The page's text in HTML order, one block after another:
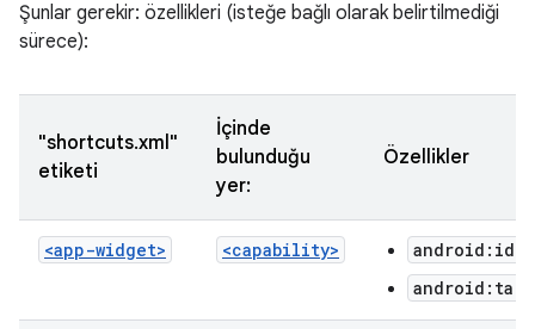
Şunlar gerekir: özellikleri (isteğe bağlı olarak belirtilmediği
sürece):
"shortcuts.xml"
etiketi
İçinde
bulunduğu
yer:
Özellikler
<app-widget> <capability>